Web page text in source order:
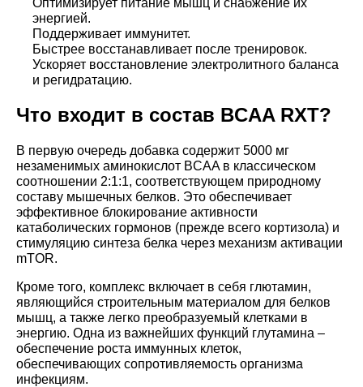
энергией.
Поддерживает иммунитет.
Быстрее восстанавливает после тренировок.
Ускоряет восстановление электролитного баланса
и регидратацию.
Что входит в состав BCAA RXT?
В первую очередь добавка содержит 5000 мг
незаменимых аминокислот BCAA в классическом
соотношении 2:1:1, соответствующем природному
составу мышечных белков. Это обеспечивает
эффективное блокирование активности
катаболических гормонов (прежде всего кортизола) и
стимуляцию синтеза белка через механизм активации
mTOR.
Кроме того, комплекс включает в себя глютамин,
являющийся строительным материалом для белков
мышц, а также легко преобразуемый клетками в
энергию. Одна из важнейших функций глутамина –
обеспечение роста иммунных клеток,
обеспечивающих сопротивляемость организма
инфекциям.